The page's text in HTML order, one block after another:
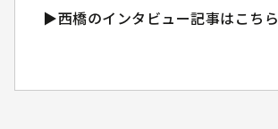
▶西橋のインタビュー記事はこちら